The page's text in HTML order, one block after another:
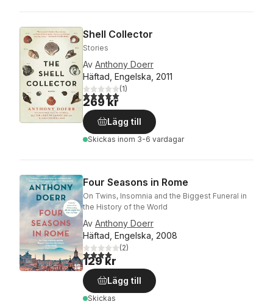
Shell Collector
Stories
Av Anthony Doerr
Häftad, Engelska, 2011
5,0utav 5 stjärnor. Totalt antal röster:
(1)
269 kr
Lägg till
Skickas inom 3-6 vardagar
Four Seasons in Rome
On Twins, Insomnia and the Biggest Funeral in
the History of the World
Av Anthony Doerr
Häftad, Engelska, 2008
4,0utav 5 stjärnor. Totalt antal röster:
(2)
129 kr
Lägg till
Skickas